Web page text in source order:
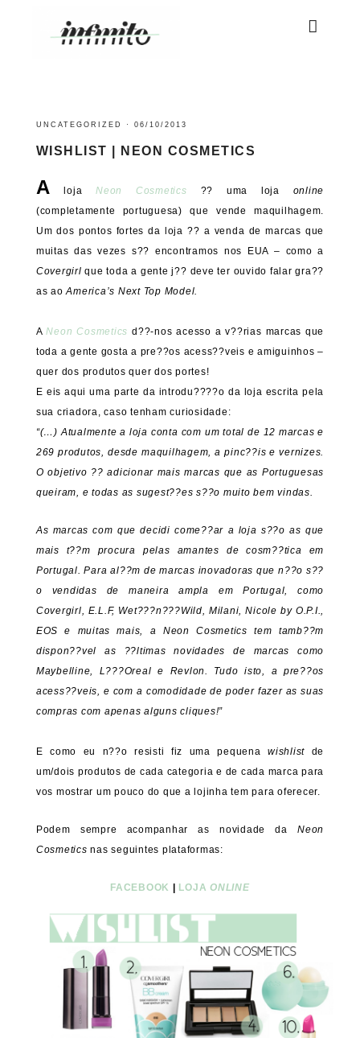
UNCATEGORIZED · 06/10/2013
WISHLIST | NEON COSMETICS
A lojaNeon Cosmetics ?? uma loja online
(completamente portuguesa) que vende maquilhagem.
Um dos pontos fortes da loja ?? a venda de marcas que
muitas das vezes s?? encontramos nos EUA – como a
Covergirl que toda a gente j?? deve ter ouvido falar gra??
as aoAmerica’s Next Top Model.
ANeon Cosmetics d??-nos acesso a v??rias marcas que
toda a gente gosta a pre??os acess??veis e amiguinhos –
quer dos produtos quer dos portes!
E eis aqui uma parte da introdu????o da loja escrita pela
sua criadora, caso tenham curiosidade:
“(…) Atualmente a loja conta com um total de 12 marcas e
269 produtos, desde maquilhagem, a pinc??is e vernizes.
O objetivo ?? adicionar mais marcas que as Portuguesas
queiram, e todas as sugest??es s??o muito bem vindas.
As marcas com que decidi come??ar a loja s??o as que
mais t??m procura pelas amantes de cosm??tica em
Portugal. Para al??m de marcas inovadoras que n??o s??
o vendidas de maneira ampla em Portugal, como
Covergirl, E.L.F, Wet???n???Wild, Milani, Nicole by O.P.I.,
EOS e muitas mais, a Neon Cosmetics tem tamb??m
dispon??vel as ??ltimas novidades de marcas como
Maybelline, L???Oreal e Revlon. Tudo isto, a pre??os
acess??veis, e com a comodidade de poder fazer as suas
compras com apenas alguns cliques!”
E como eu n??o resisti fiz uma pequenawishlist de
um/dois produtos de cada categoria e de cada marca para
vos mostrar um pouco do que a lojinha tem para oferecer.
Podem sempre acompanhar as novidade daNeon
Cosmetics nas seguintes plataformas:
FACEBOOK LOJAONLINE